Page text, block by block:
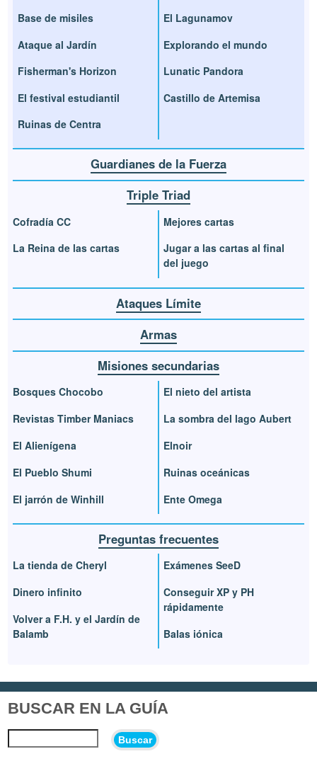
Base de misiles
Ataque al Jardín
Fisherman's Horizon
El festival estudiantil
Ruinas de Centra
El Lagunamov
Explorando el mundo
Lunatic Pandora
Castillo de Artemisa
Guardianes de la Fuerza
Triple Triad
Cofradía CC
La Reina de las cartas
Mejores cartas
Jugar a las cartas al final
del juego
Ataques Límite
Armas
Misiones secundarias
Bosques Chocobo
Revistas Timber Maniacs
El Alienígena
El Pueblo Shumi
El jarrón de Winhill
El nieto del artista
La sombra del lago Aubert
Elnoir
Ruinas oceánicas
Ente Omega
Preguntas frecuentes
La tienda de Cheryl
Dinero infinito
Volver a F.H. y el Jardín de
Balamb
Exámenes SeeD
Conseguir XP y PH
rápidamente
Balas iónica
BUSCAR EN LA GUÍA
Buscar